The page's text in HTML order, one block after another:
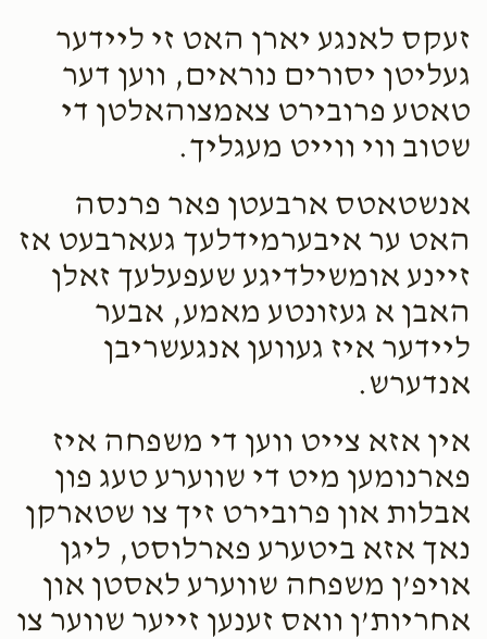
זעקס לאנגע יארן האט זי ליידער
געליטן יסורים נוראים, ווען דער
טאטע פרובירט צאמצוהאלטן די
שטוב ווי ווייט מעגליך.
אנשטאטס ארבעטן פאר פרנסה
האט ער איבערמידלעך געארבעט אז
זיינע אומשילדיגע שעפעלעך זאלן
האבן א געזונטע מאמע, אבער
ליידער איז געווען אנגעשריבן
אנדערש.
אין אזא צייט ווען די משפחה איז
פארנומען מיט די שווערע טעג פון
אבלות און פרובירט זיך צו שטארקן
נאך אזא ביטערע פארלוסט, ליגן
אויפ’ן משפחה שווערע לאסטן און
אחריות’ן וואס זענען זייער שווער צו